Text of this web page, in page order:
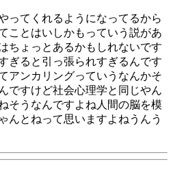
ってくれるようになってるから
ことはいしかもっていう説があ
ちょっとあるかもしれないです
ぎると引っ張られすぎるんです
アンカリングっていうなんかそ
ですけど社会心理学と同じやん
そうなんですよね人間の脳を模
んとねって思いますよねうんう